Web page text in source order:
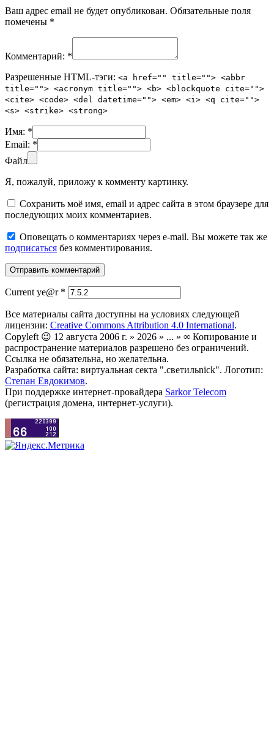
Ваш адрес email не будет опубликован. Обязательные поля
помечены *
Комментарий: *
Разрешенные HTML-тэги: <a href="" title=""> <abbr
title=""> <acronym title=""> <b> <blockquote cite="">
<cite> <code> <del datetime=""> <em> <i> <q cite="">
<s> <strike> <strong>
Имя: *
Email: *
Файл
Я, пожалуй, приложу к комменту картинку.
Сохранить моё имя, email и адрес сайта в этом браузере для
последующих моих комментариев.
Оповещать о комментариях через e-mail. Вы можете так же
подписаться без комментирования.
Current ye@r *
Все материалы сайта доступны на условиях следующей
лицензии: Creative Commons Attribution 4.0 International.
Copyleft 😉 12 августа 2006 г. » 2026 » ... » ∞ Копирование и
распространение материалов разрешено без ограничений.
Ссылка не обязательна, но желательна.
Разработка сайта: виртуальная секта ".светильnick". Логотип:
Степан Евдокимов.
При поддержке интернет-провайдера Sarkor Telecom
(регистрация домена, интернет-услуги).